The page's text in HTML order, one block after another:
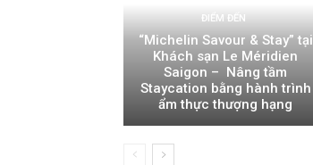
ĐIỂM ĐẾN
“Michelin Savour & Stay” tại
Khách sạn Le Méridien
Saigon – Nâng tầm
Staycation bằng hành trình
ẩm thực thượng hạng